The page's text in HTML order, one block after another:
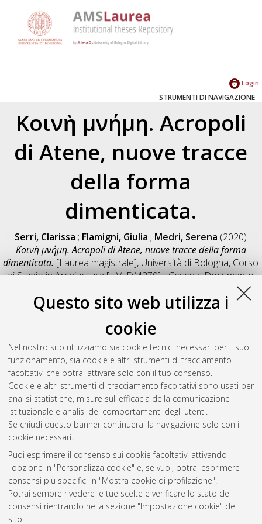
Questo sito web utilizza i
cookie
Nel nostro sito utilizziamo sia cookie tecnici necessari per il suo
funzionamento, sia cookie e altri strumenti di tracciamento
facoltativi che potrai attivare solo con il tuo consenso.
Cookie e altri strumenti di tracciamento facoltativi sono usati per
analisi statistiche, misure sull'efficacia della comunicazione
istituzionale e analisi dei comportamenti degli utenti.
Se chiudi questo banner continuerai la navigazione solo con i
cookie necessari.
Puoi esprimere il consenso sui cookie facoltativi attivando
l'opzione in "Personalizza cookie" e, se vuoi, potrai esprimere
consensi più specifici in "Mostra cookie di profilazione".
Potrai sempre rivedere le tue scelte e verificare lo stato dei
consensi rientrando nella sezione "Impostazione cookie" del
sito.
Login
STRUMENTI DI NAVIGAZIONE
Kοινὴ μνήμη. Acropoli
di Atene, nuove tracce
della forma
dimenticata.
Serri, Clarissa ; Flamigni, Giulia ; Medri, Serena (2020)
Kοινὴ μνήμη. Acropoli di Atene, nuove tracce della forma
dimenticata. [Laurea magistrale], Università di Bologna, Corso
di Studio inArchitettura [LM-DM270] - Cesena, Documento
Salva citazione
Condividi
Il full-text non è disponibile per scelta dell'autore. (
Abstract
Altri metadati
Gestione del documento:
Atom
Rss 1.0
Rss 2.0